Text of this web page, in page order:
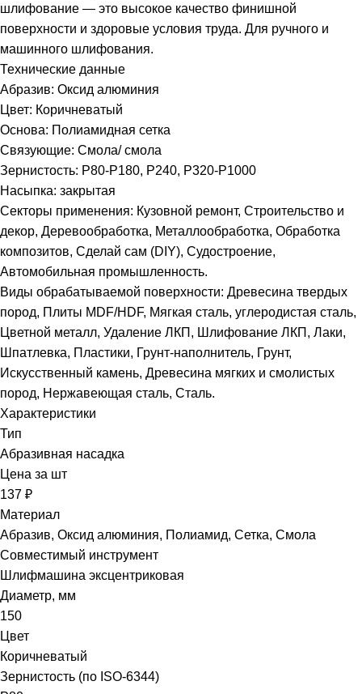
шлифование — это высокое качество финишной
поверхности и здоровые условия труда. Для ручного и
машинного шлифования.
Технические данные
Абразив: Оксид алюминия
Цвет: Коричневатый
Основа: Полиамидная сетка
Связующие: Смола/ смола
Зернистость: P80-P180, P240, P320-P1000
Насыпка: закрытая
Секторы применения: Кузовной ремонт, Строительство и
декор, Деревообработка, Металлообработка, Обработка
композитов, Сделай сам (DIY), Судостроение,
Автомобильная промышленность.
Виды обрабатываемой поверхности: Древесина твердых
пород, Плиты MDF/HDF, Мягкая сталь, углеродистая сталь,
Цветной металл, Удаление ЛКП, Шлифование ЛКП, Лаки,
Шпатлевка, Пластики, Грунт-наполнитель, Грунт,
Искусственный камень, Древесина мягких и смолистых
пород, Нержавеющая сталь, Сталь.
Характеристики
Тип
Абразивная насадка
Цена за шт
137 ₽
Материал
Абразив, Оксид алюминия, Полиамид, Сетка, Смола
Совместимый инструмент
Шлифмашина эксцентриковая
Диаметр, мм
150
Цвет
Коричневатый
Зернистость (по ISO-6344)